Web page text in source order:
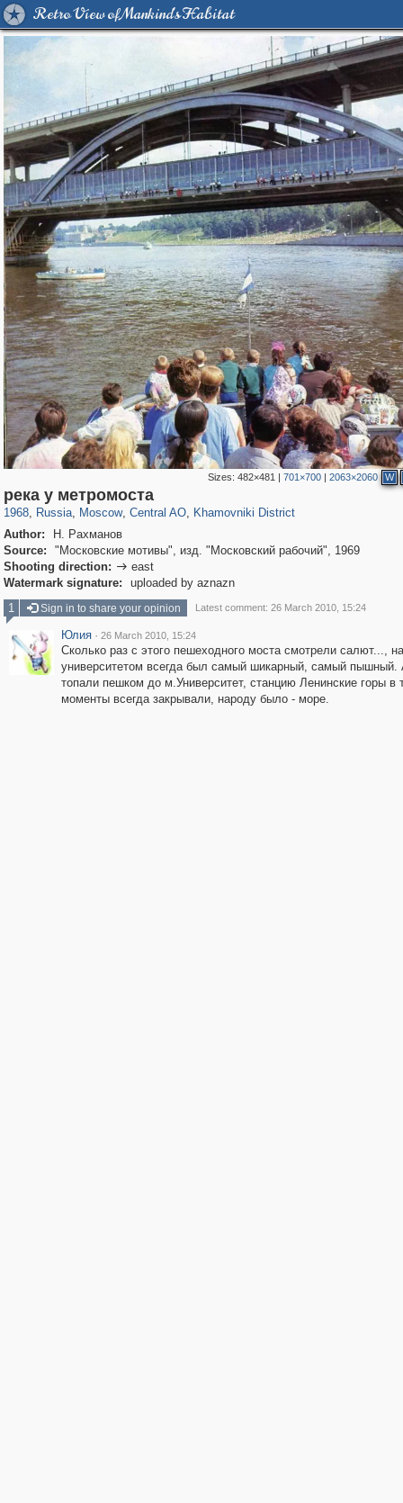
Retro View of Mankind's Habitat
Sizes:482×481 |701×700 |2063×2060 W
река у метромоста
1968, Russia
1,406,837 29,243
, Moscow
319,861 8,286
, Central AO
160,009 5,916
, Khamovniki District
Author:
Н. Рахманов
Source:
"Московские мотивы", изд. "Московский рабочий", 1969
Shooting direction:  east
Watermark signature:
uploaded by aznazn
1
Sign in to share your opinion Latest comment: 26 March 2010, 15:24
Юлия · 26 March 2010, 15:24
Сколько раз с этого пешеходного моста смотрели салют...,
университетом всегда был самый шикарный, самый пышный.
топали пешком до м.Университет, станцию Ленинские горы в
моменты всегда закрывали, народу было - море.